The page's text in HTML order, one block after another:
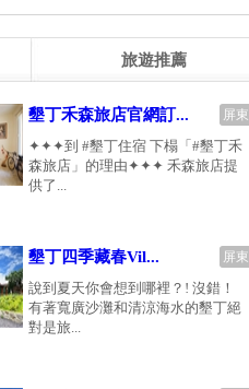
旅遊推薦
屏東
墾丁禾森旅店官網訂...
✦✦✦到 #墾丁住宿 下榻「#墾丁禾
森旅店」的理由✦✦✦ 禾森旅店提
供了...
屏東
墾丁四季藏春Vil...
說到夏天你會想到哪裡？! 沒錯！
有著寬廣沙灘和清涼海水的墾丁絕
對是旅...